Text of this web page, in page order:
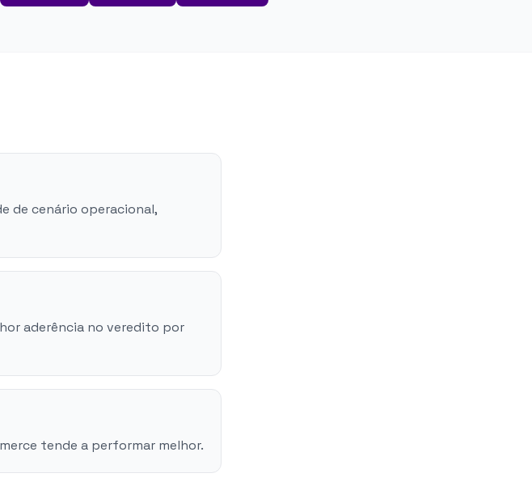
de cenário operacional,
aderência no veredito por
tende a performar melhor.